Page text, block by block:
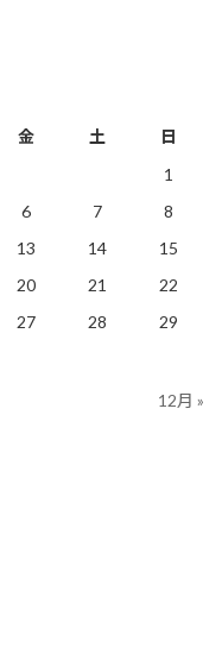
金 土
日
1
6 7
8
13 14
15
20 21
22
27 28
29
12月 »